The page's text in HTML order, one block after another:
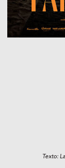
Texto: